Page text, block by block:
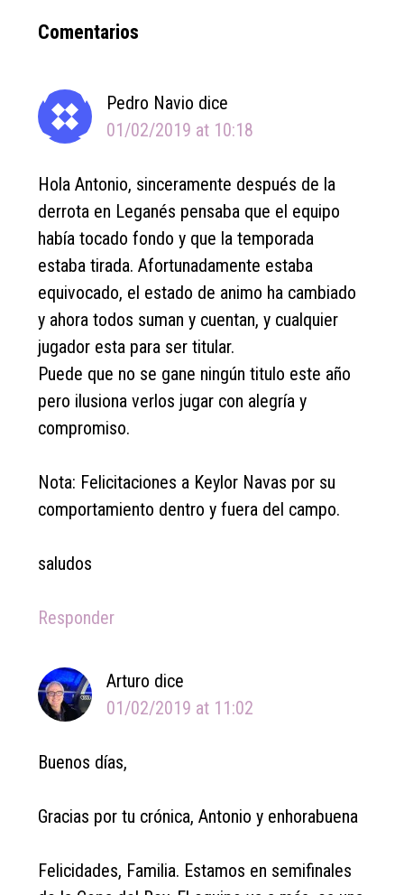
Reader
Comentarios
Pedro Navio dice
01/02/2019 at 10:18
Hola Antonio, sinceramente después de la
derrota en Leganés pensaba que el equipo
había tocado fondo y que la temporada
estaba tirada. Afortunadamente estaba
equivocado, el estado de animo ha cambiado
y ahora todos suman y cuentan, y cualquier
jugador esta para ser titular.
Puede que no se gane ningún titulo este año
pero ilusiona verlos jugar con alegría y
compromiso.
Nota: Felicitaciones a Keylor Navas por su
comportamiento dentro y fuera del campo.
saludos
Responder
Arturo dice
01/02/2019 at 11:02
Buenos días,
Gracias por tu crónica, Antonio y enhorabuena
Felicidades, Familia. Estamos en semifinales